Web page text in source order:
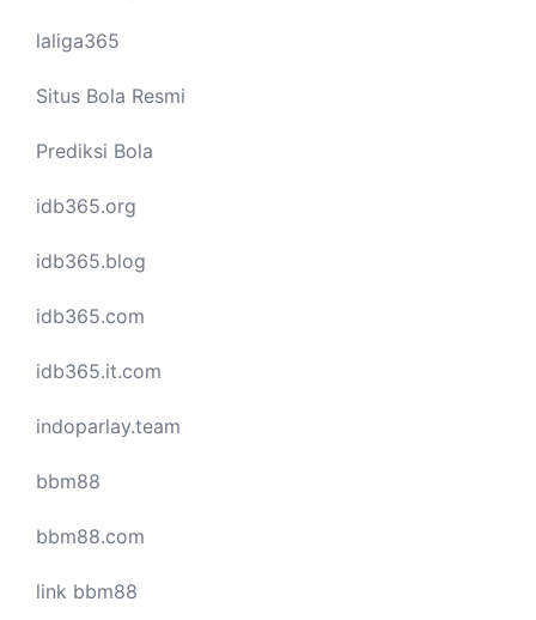
laliga365
Situs Bola Resmi
Prediksi Bola
idb365.org
idb365.blog
idb365.com
idb365.it.com
indoparlay.team
bbm88
bbm88.com
link bbm88